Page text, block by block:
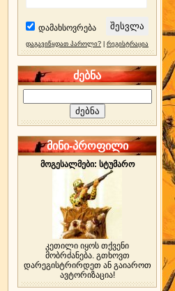
დამახსოვრება
დაგავიწყდათ პაროლი? რეგისტრაცია
ძებნა
მინი-პროფილი
მოგესალმები: სტუმარო
კეთილი იყოს თქვენი
მობრძანება. გთხოვთ
დარეგისტრირდეთ ან გაიაროთ
ავტორიზაცია!